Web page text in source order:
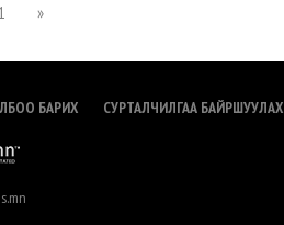
»
БАРИХ СУРТАЛЧИЛГАА БАЙРШУУЛАХ